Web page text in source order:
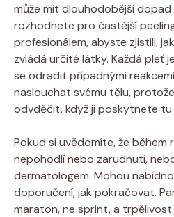
může mít dlouhodobější dopad
rozhodnete pro častější
profesionálem, abyste zjistili,
zvládá určité látky. Každá pleť
se odradit případnými
naslouchat svému tělu,
odvděčit, když jí poskytnete tu
Pokud si uvědomíte, že
nepohodlí nebo zarudnutí,
dermatologem. Mohou
doporučení, jak pokračovat.
maraton, ne sprint, a trpělivost